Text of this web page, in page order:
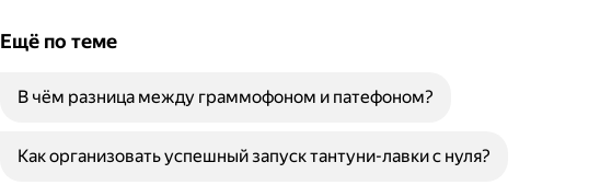
Ещё по теме
В чём разница между граммофоном и патефоном?
Как организовать успешный запуск тантуни-лавки с нуля?